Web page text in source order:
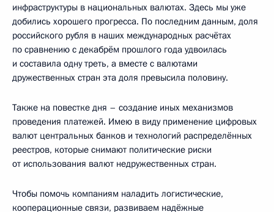
инфраструктуры в национальных валютах. Здесь мы уже
добились хорошего прогресса. По последним данным, доля
российского рубля в наших международных расчётах
по сравнению с декабрём прошлого года удвоилась
и составила одну треть, а вместе с валютами
дружественных стран эта доля превысила половину.
Также на повестке дня – создание иных механизмов
проведения платежей. Имею в виду применение цифровых
валют центральных банков и технологий распределённых
реестров, которые снимают политические риски
от использования валют недружественных стран.
Чтобы помочь компаниям наладить логистические,
кооперационные связи, развиваем надёжные